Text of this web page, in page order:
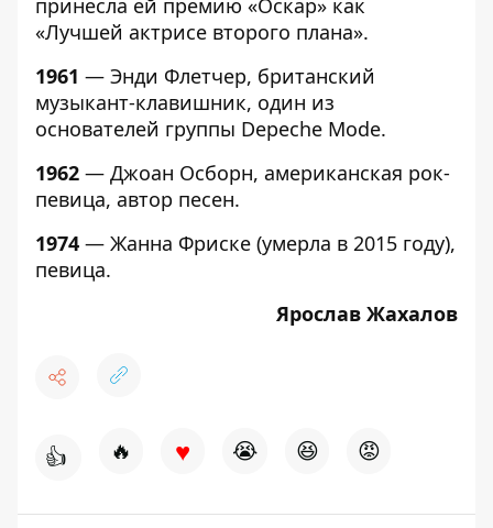
принесла ей премию «Оскар» как
«Лучшей актрисе второго плана».
1961 — Энди Флетчер, британский
музыкант-клавишник, один из
основателей группы Depeche Mode.
1962 — Джоан Осборн, американская рок-
певица, автор песен.
1974 — Жанна Фриске (умерла в 2015 году),
певица.
Ярослав Жахалов
👍 🔥 ♥ 😭 😆 😡